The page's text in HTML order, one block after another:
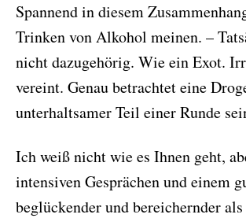
Spannend in diesem
Trinken von Alkohol meinen. –
nicht dazugehörig. Wie ein Exot.
vereint. Genau betrachtet eine
unterhaltsamer Teil einer Runde
Ich weiß nicht wie es Ihnen geht,
intensiven Gesprächen und einem
beglückender und bereichernder